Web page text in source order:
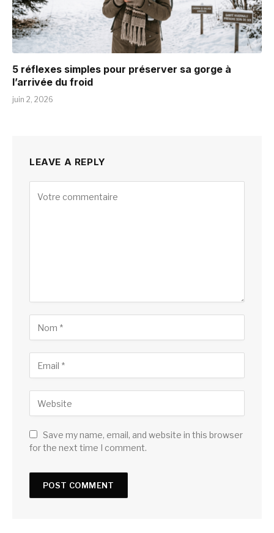
5 réflexes simples pour préserver sa gorge à
l’arrivée du froid
juin 2, 2026
LEAVE A REPLY
Save my name, email, and website in this browser
for the next time I comment.